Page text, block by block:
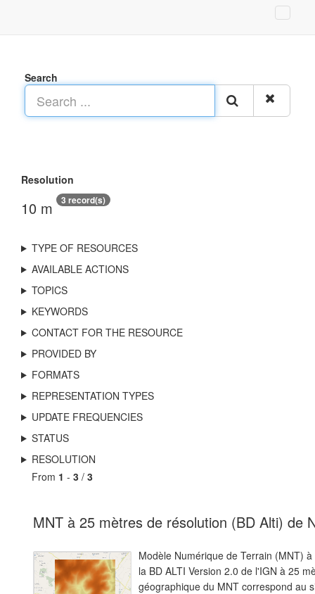
Search
Resolution
10 m 3 record(s)
TYPE OF RESOURCES
AVAILABLE ACTIONS
TOPICS
KEYWORDS
CONTACT FOR THE RESOURCE
PROVIDED BY
FORMATS
REPRESENTATION TYPES
UPDATE FREQUENCIES
STATUS
RESOLUTION
From 1 - 3 / 3
MNT à 25 mètres de résolution (BD Alti) de
Modèle Numérique de Terrain (MNT)
la BD ALTI Version 2.0 de l'IGN à 25
géographique du MNT correspond au